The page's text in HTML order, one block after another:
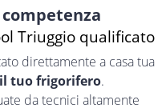
Triuggio qualificato
direttamente a casa tua
il tuo frigorifero.
da tecnici altamente